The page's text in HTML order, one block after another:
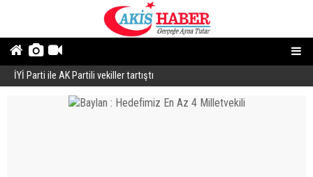
İYİ Parti ile AK Partili vekiller tartıştı
Butik İşletmeler E-Ticarete Başlarken Doğru Altyapıyı Nasıl Seçmeli?